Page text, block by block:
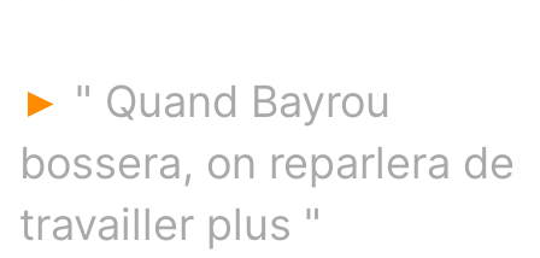
► " Quand Bayrou
bossera, on reparlera de
travailler plus "